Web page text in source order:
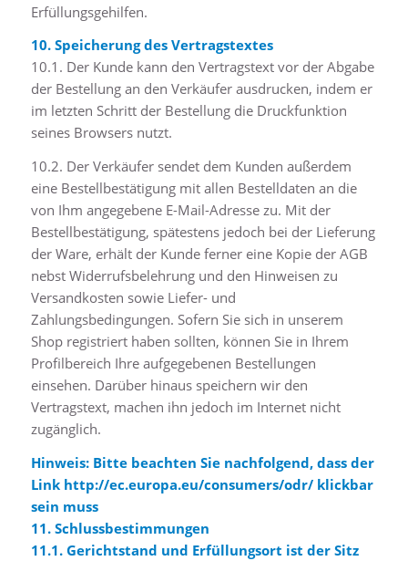
Erfüllungsgehilfen.
10. Speicherung des Vertragstextes
10.1. Der Kunde kann den Vertragstext vor der Abgabe
der Bestellung an den Verkäufer ausdrucken, indem er
im letzten Schritt der Bestellung die Druckfunktion
seines Browsers nutzt.
10.2. Der Verkäufer sendet dem Kunden außerdem
eine Bestellbestätigung mit allen Bestelldaten an die
von Ihm angegebene E-Mail-Adresse zu. Mit der
Bestellbestätigung, spätestens jedoch bei der Lieferung
der Ware, erhält der Kunde ferner eine Kopie der AGB
nebst Widerrufsbelehrung und den Hinweisen zu
Versandkosten sowie Liefer- und
Zahlungsbedingungen. Sofern Sie sich in unserem
Shop registriert haben sollten, können Sie in Ihrem
Profilbereich Ihre aufgegebenen Bestellungen
einsehen. Darüber hinaus speichern wir den
Vertragstext, machen ihn jedoch im Internet nicht
zugänglich.
Hinweis: Bitte beachten Sie nachfolgend, dass der
Link http://ec.europa.eu/consumers/odr/klickbar
sein muss
11. Schlussbestimmungen
11.1. Gerichtstand und Erfüllungsort ist der Sitz